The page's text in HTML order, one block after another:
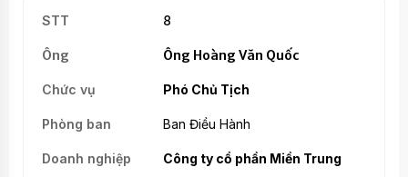
8
Ông Hoàng Văn Quốc
Phó Chủ Tịch
Ban Điều Hành
Công ty cổ phần Miền Trung